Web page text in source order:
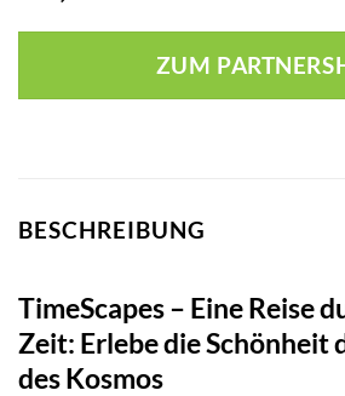
ZUM
BESCHREIBUNG
TimeScapes – Eine Reise
Zeit: Erlebe die Schönheit
des Kosmos